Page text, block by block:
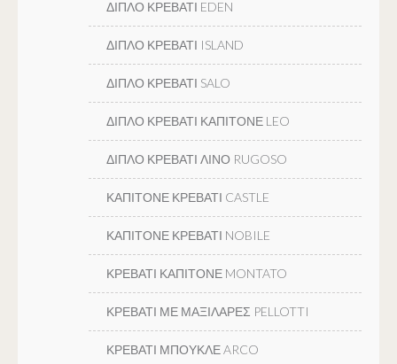
ΔΙΠΛΟ ΚΡΕΒΑΤΙ EDEN
ΔΙΠΛΟ ΚΡΕΒΑΤΙ ISLAND
ΔΙΠΛΟ ΚΡΕΒΑΤΙ SALO
ΔΙΠΛΟ ΚΡΕΒΑΤΙ ΚΑΠΙΤΟΝΕ LEO
ΔΙΠΛΟ ΚΡΕΒΑΤΙ ΛΙΝΟ RUGOSO
ΚΑΠΙΤΟΝΕ ΚΡΕΒΑΤΙ CASTLE
ΚΑΠΙΤΟΝΕ ΚΡΕΒΑΤΙ NOBILE
ΚΡΕΒΑΤΙ ΚΑΠΙΤΟΝΕ MONTATO
ΚΡΕΒΑΤΙ ΜΕ ΜΑΞΙΛΑΡΕΣ PELLOTTI
ΚΡΕΒΑΤΙ ΜΠΟΥΚΛΕ ARCO